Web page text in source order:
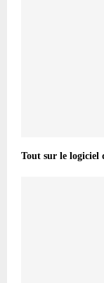
Tout sur le logiciel